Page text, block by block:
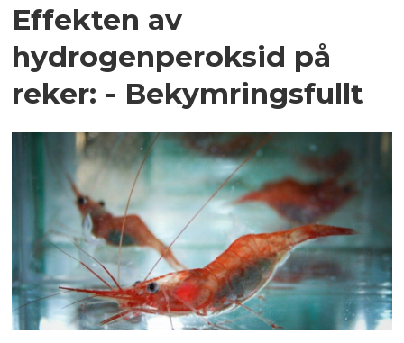
Effekten av
hydrogenperoksid på
reker: - Bekymringsfullt